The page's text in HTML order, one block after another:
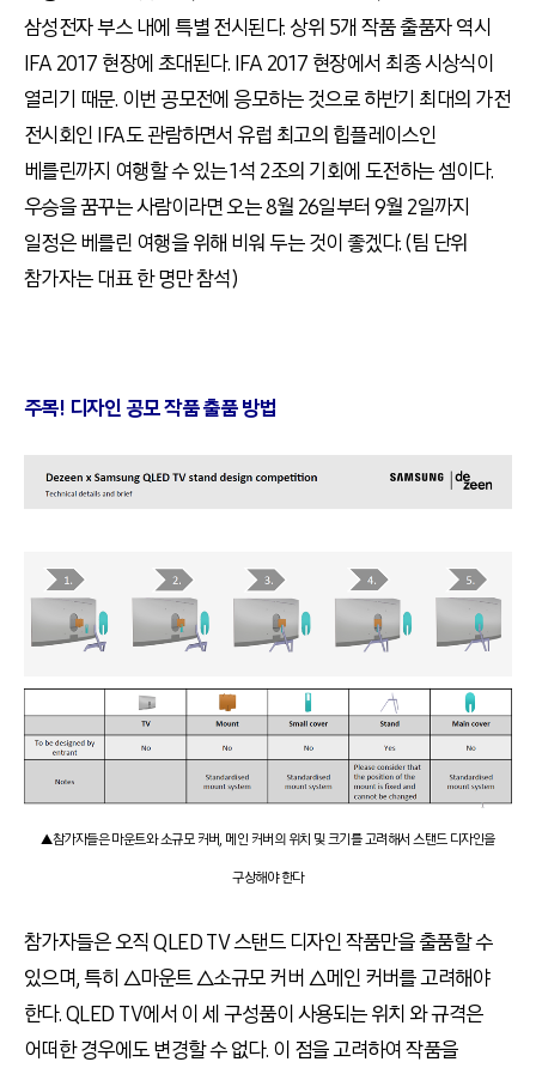
삼성전자 부스 내에 특별 전시된다. 상위 5개 작품 출품자 역시
IFA 2017 현장에 초대된다. IFA 2017 현장에서 최종 시상식이
열리기 때문. 이번 공모전에 응모하는 것으로 하반기 최대의 가전
전시회인 IFA도 관람하면서 유럽 최고의 힙플레이스인
베를린까지 여행할 수 있는 1석 2조의 기회에 도전하는 셈이다.
우승을 꿈꾸는 사람이라면 오는 8월 26일부터 9월 2일까지
일정은 베를린 여행을 위해 비워 두는 것이 좋겠다. (팀 단위
참가자는 대표 한 명만 참석)
주목! 디자인 공모 작품 출품 방법
▲참가자들은 마운트와 소규모 커버, 메인 커버의 위치 및 크기를 고려해서 스탠드 디자인을
구상해야 한다
참가자들은 오직 QLED TV 스탠드 디자인 작품만을 출품할 수
있으며, 특히 △마운트 △소규모 커버 △메인 커버를 고려해야
한다. QLED TV에서 이 세 구성품이 사용되는 위치 와 규격은
어떠한 경우에도 변경할 수 없다. 이 점을 고려하여 작품을